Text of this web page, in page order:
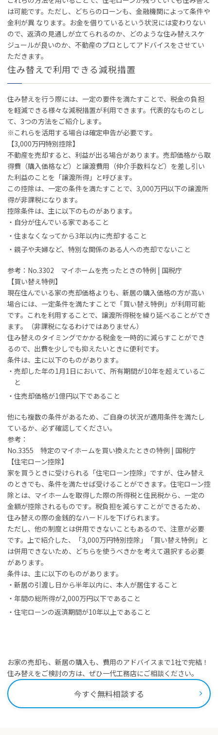
は可能です。ただし、どちらのローンも、金融機関によって条件や
金利が異 なります。お金を借りているという状況には変わりない
ので、返済の見通しが立てられるのか、どのような住み替えスケ
ジュールが良いのか、不動産のプロとしてアドバイスをさせてい
ただきます。
住み替えで利用できる減税措置
住み替えを行う際には、一定の要件を満たすことで、税金の負担
を軽減できる様々な減税措置が利用できます。代表的なものとし
て、3つの方法をご紹介します。
※これらを活用する場合は確定申告が必要です。
【3,000万円特別控除】
不動産を売却すると、利益が出る場合があります。売却価格から取
得費（購入価格など）と譲渡費用（仲介手数料など）を差し引い
た利益のことを「譲渡所得」と呼びます。
この控除は、一定の条件を満たすことで、3,000万円以下の譲渡所
得が非課税になります。
控除条件は、主に以下のものがあります。
自分が住んでいる家であること
住まなくなってから3年以内に売却すること
親子や夫婦など、特別な関係のある人への売却でないこと
参考： No.3302 マイホームを売ったときの特例 | 国税庁
【買い替え特例】
現在住んでいる家の売却価格よりも、新居の購入価格の方が高い
場合には、一定条件を満たすことで「買い替え特例」が利用可能
です。これを利用することで、譲渡所得税を繰り延べることができ
ます。（非課税になるわけではありません）
住み替えのタイミングでかかる税金を一時的に減らすことができ
るので、出費を少しでも抑えたいときに便利です。
条件は、主に以下のものがあります。
売却した年の1月1日において、所有期間が10年を超えているこ
と
住売却価格が1億円以下であること
他にも複数の条件があるため、ご自身の状況が適用条件を満たし
ているか、必ず確認してください。
参考：
No.3355 特定のマイホームを買い換えたときの特例 | 国税庁
【住宅ローン控除】
家を買うときに受けられる「住宅ローン控除」ですが、住み替え
のときでも、条件を満たせば受けることができます。住宅ローン控
除とは、マイホームを取得した際の所得税と住民税から、一定の
金額が控除されるものです。税負担を減らすことができるため、
住み替えの際の金銭的なハードルを下げられます。
ただし、他の制度とは併用できないこともあるので、注意が必要
です。上で紹介した、「3,000万円特別控除」「買い替え特例」と
は併用できないため、どちらを使うべきかを考えて選択する必要
があります。
条件は、主に以下のものがあります。
新居の引渡し日から半年以内に、本人が居住すること
年間の総所得が2,000万円以下であること
住宅ローンの返済期間が10年以上であること
お家の売却も、新居の購入も、費用のアドバイスまで1社で完結！
住み替えをご検討の方は、ぜひ一代工務店にご相談ください。
今すぐ無料相談する